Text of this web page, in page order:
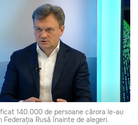
140.000 de persoane cărora le-au
Rusă înainte de alegeri.